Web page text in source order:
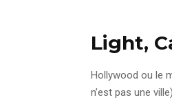
Light,
Hollywood ou le
n’est pas une